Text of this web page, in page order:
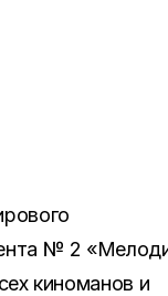
№ 2
киноманов и